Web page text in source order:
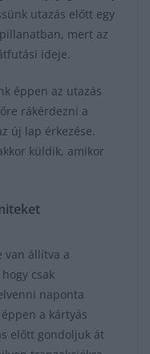
utazás előtt egy
mert az
ideje.
éppen az utazás
rákérdezni a
új lap érkezése.
küldik, amikor
van állítva a
csak
naponta
a kártyás
előtt gondoljuk át